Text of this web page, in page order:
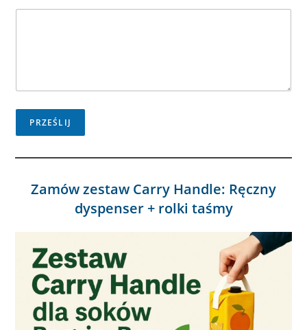
PRZEŚLIJ
Zamów zestaw Carry Handle: Ręczny
dyspenser + rolki taśmy